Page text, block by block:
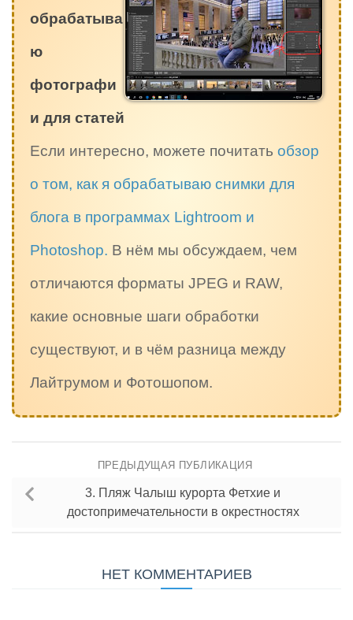
обрабатыва
ю
фотографи
и для статей
Если интересно, можете почитать обзор
о том, как я обрабатываю снимки для
блога в программах Lightroom и
Photoshop. В нём мы обсуждаем, чем
отличаются форматы JPEG и RAW,
какие основные шаги обработки
существуют, и в чём разница между
Лайтрумом и Фотошопом.
ПРЕДЫДУЩАЯ ПУБЛИКАЦИЯ
3. Пляж Чалыш курорта Фетхие и
достопримечательности в окрестностях
НЕТ КОММЕНТАРИЕВ